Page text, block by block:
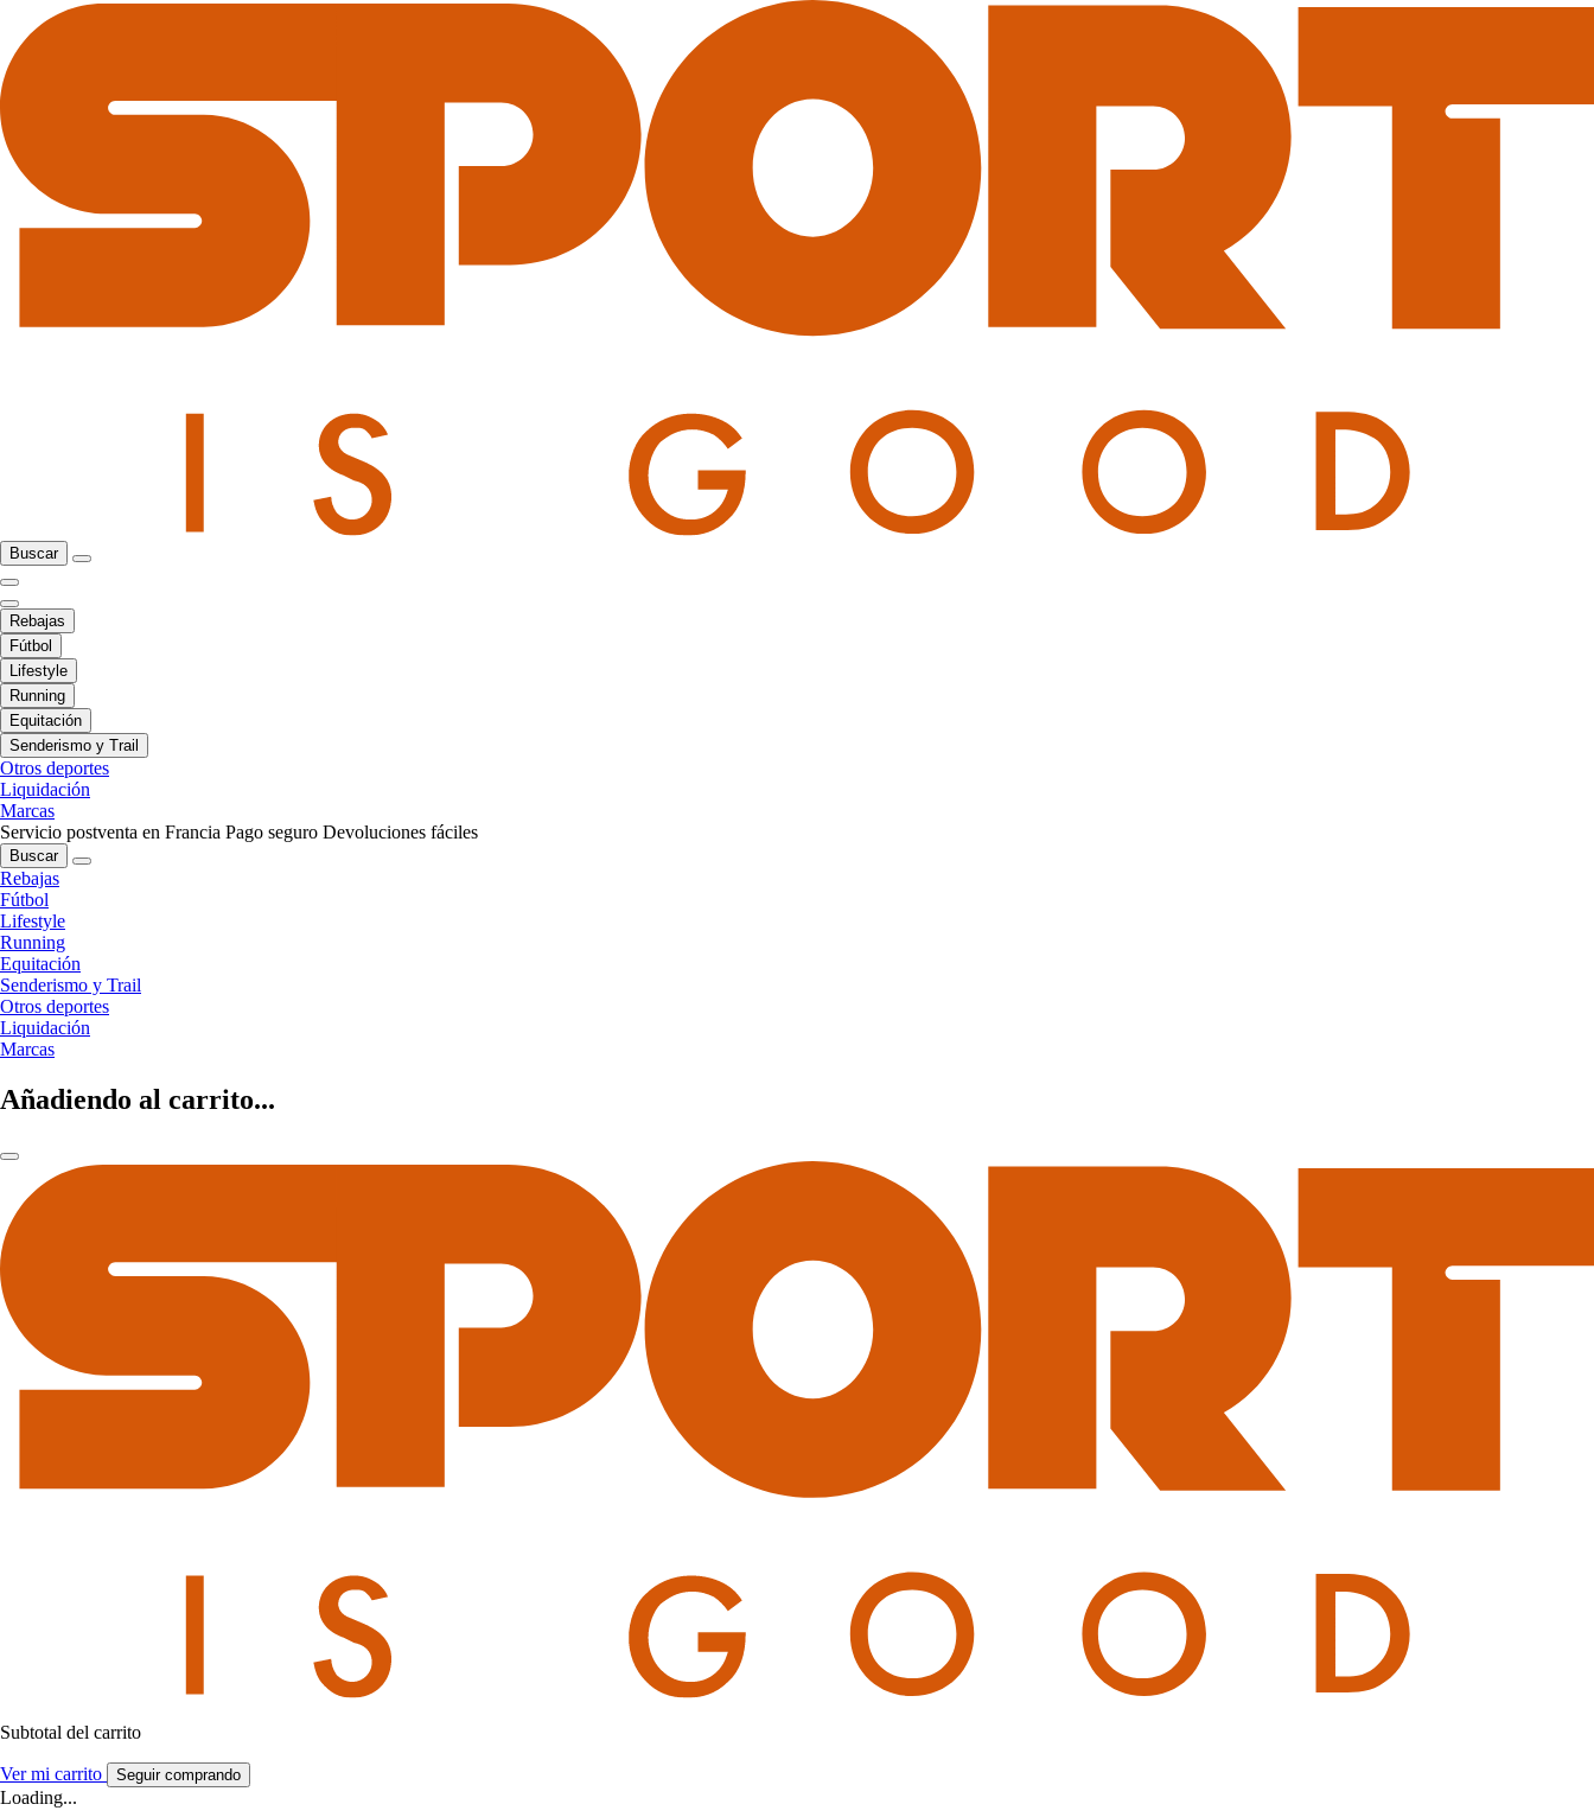
Buscar
Rebajas
Fútbol
Lifestyle
Running
Equitación
Senderismo y Trail
Otros deportes
Liquidación
Marcas
Servicio postventa en Francia Pago seguro Devoluciones fáciles
Buscar
Rebajas
Fútbol
Lifestyle
Running
Equitación
Senderismo y Trail
Otros deportes
Liquidación
Marcas
Añadiendo al carrito...
Subtotal del carrito
Ver mi carrito Seguir comprando
Loading...